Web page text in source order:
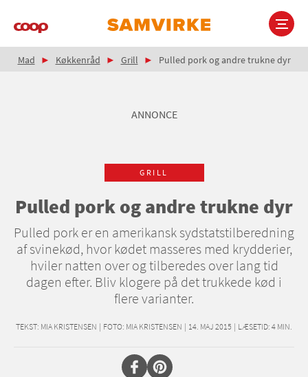
Main
Brødkrumme
Mad Køkkenråd Grill Pulled pork og andre trukne dyr
ANNONCE
GRILL
Pulled pork og andre trukne dyr
Pulled pork er en amerikansk sydstatstilberedning
af svinekød, hvor kødet masseres med krydderier,
hviler natten over og tilberedes over lang tid
dagen efter. Bliv klogere på det trukkede kød i
flere varianter.
TEKST: MIA KRISTENSEN | FOTO: MIA KRISTENSEN | 14. MAJ 2015 | LÆSETID: 4 MIN.